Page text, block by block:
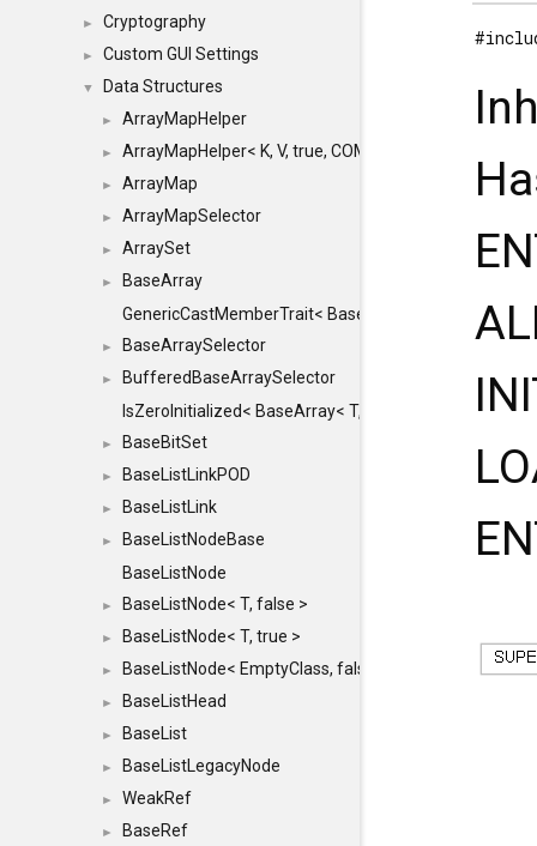
► Cryptography
► Custom GUI Settings
▼ Data Structures
► ArrayMapHelper
► ArrayMapHelper< K, V, true, COMPARE, ARRAY >
► ArrayMap
► ArrayMapSelector
► ArraySet
►
BaseArray
GenericCastMemberTrait< BaseArray< TO >,
► BaseArraySelector
►
BufferedBaseArraySelector
IsZeroInitialized< BaseArray< T, MINCHUNKSIZE,
► BaseBitSet
► BaseListLinkPOD
► BaseListLink
►
BaseListNodeBase
BaseListNode
► BaseListNode< T, false >
► BaseListNode< T, true >
► BaseListNode< EmptyClass, false >
► BaseListHead
► BaseList
► BaseListLegacyNode
► WeakRef
► BaseRef